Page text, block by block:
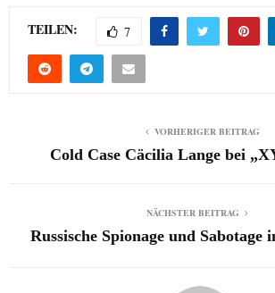
TEILEN: 7
VORHERIGER BEITRAG
Cold Case Cäcilia Lange bei
NÄCHSTER BEITRAG
Russische Spionage und Sabotage